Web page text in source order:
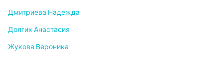
Дмитриева Надежда
Долгих Анастасия
Жукова Вероника